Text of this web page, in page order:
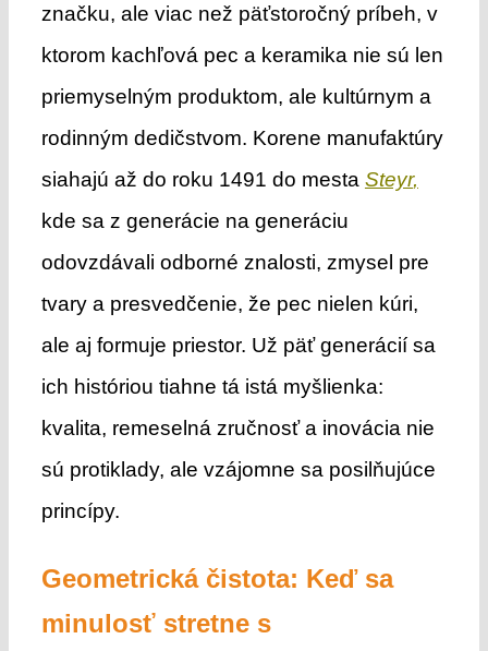
značku, ale viac než päťstoročný príbeh, v
ktorom kachľová pec a keramika nie sú len
priemyselným produktom, ale kultúrnym a
rodinným dedičstvom. Korene manufaktúry
siahajú až do roku 1491 do mesta Steyr,
kde sa z generácie na generáciu
odovzdávali odborné znalosti, zmysel pre
tvary a presvedčenie, že pec nielen kúri,
ale aj formuje priestor. Už päť generácií sa
ich históriou tiahne tá istá myšlienka:
kvalita, remeselná zručnosť a inovácia nie
sú protiklady, ale vzájomne sa posilňujúce
princípy.
Geometrická čistota: Keď sa
minulosť stretne s